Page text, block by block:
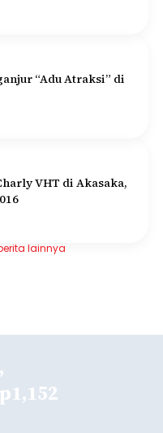
“Adu Atraksi” di
VHT di Akasaka,
lainnya